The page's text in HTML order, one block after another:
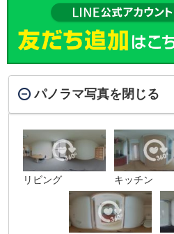
パノラマ写真を閉じる
リビング キッチン